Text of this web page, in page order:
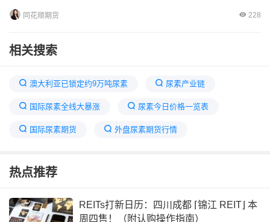
同花顺期货 228
相关搜索
澳大利亚已锁定约9万吨尿素 尿素产业链
国际尿素全线大暴涨 尿素今日价格一览表
国际尿素期货 外盘尿素期货行情
尿素日报最新消息
我国引进多少套尿素生产线 尿素最新资讯
热点推荐
REITs打新日历：四川成都 ⌈锦江 REIT⌋ 本
周四售！（附认购操作指南）